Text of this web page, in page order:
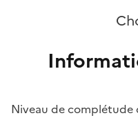
Niveau de complétude